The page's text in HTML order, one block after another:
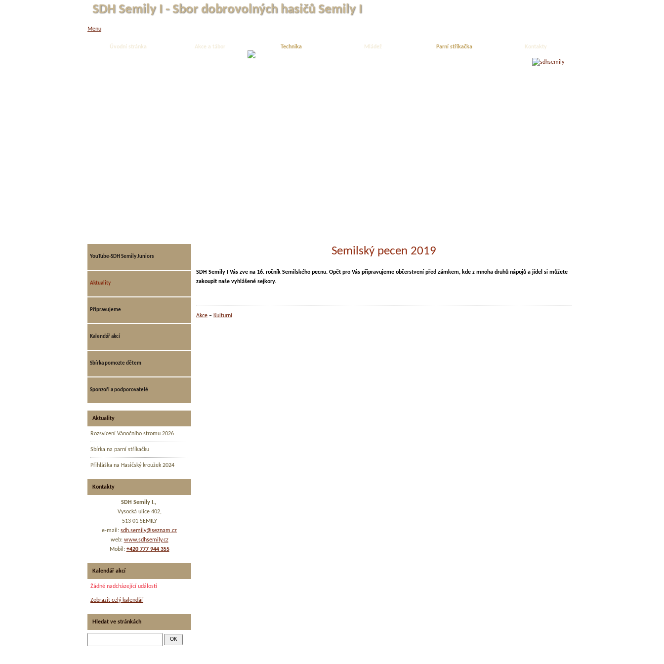
Menu
Úvodní stránka Akce a tábor Technika Mládež Parní stříkačka Kontakty
SDH Semily I - Sbor dobrovolných hasičů Semily I
Semilský pecen 2019
SDH Semily I Vás zve na 16. ročník Semilského pecnu. Opět pro Vás připravujeme občerstvení před zámkem, kde z mnoha druhů nápojů a jídel si můžete
zakoupit naše vyhlášené sejkory.
Akce Kulturní
YouTube-SDH Semily Juniors
Aktuality
Připravujeme
Kalendář akcí
Sbírka pomozte dětem
Sponzoři a podporovatelé
Aktuality
Rozsvícení Vánočního stromu 2026
Sbírka na parní stříkačku
Přihláška na Hasičský kroužek 2024
Kontakty
SDH Semily I.,
Vysocká ulice 402,
513 01 SEMILY
e-mail: sdh.semily@seznam.cz
web: www.sdhsemily.cz
Mobil: +420 777 944 355
Kalendář akcí
Žádné nadcházející události
Zobrazit celý kalendář
Hledat ve stránkách